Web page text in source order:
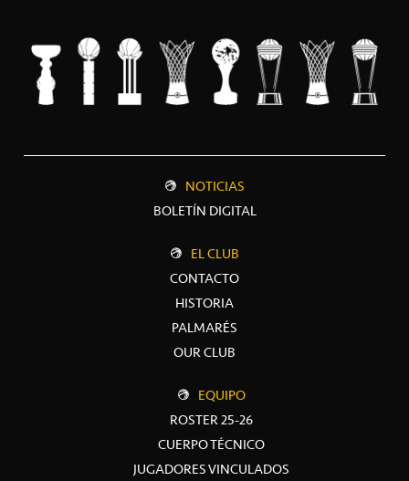
NOTICIAS
BOLETÍN DIGITAL
EL CLUB
CONTACTO
HISTORIA
PALMARÉS
OUR CLUB
EQUIPO
ROSTER 25-26
CUERPO TÉCNICO
JUGADORES VINCULADOS